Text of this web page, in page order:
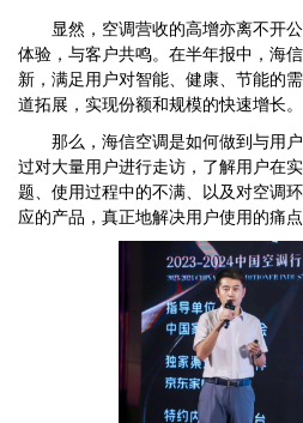
显然，空调营收的高增亦离不开公
体验，与客户共鸣。在半年报中，海
新，满足用户对智能、健康、节能的
道拓展，实现份额和规模的快速增长。
那么，海信空调是如何做到与用户
过对大量用户进行走访，了解用户在
题、使用过程中的不满、以及对空调
应的产品，真正地解决用户使用的痛